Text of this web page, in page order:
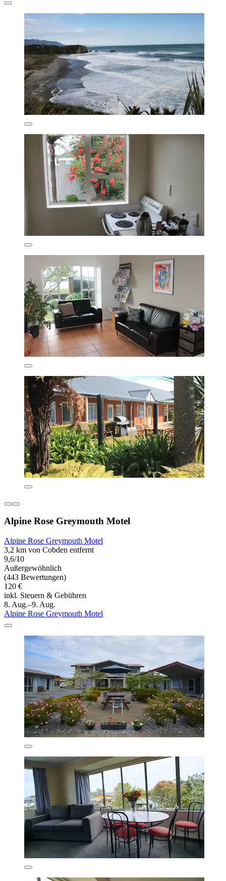
Alpine Rose Greymouth Motel
Alpine Rose Greymouth Motel
3,2 km von Cobden entfernt
9,6/10
Außergewöhnlich
(443 Bewertungen)
120 €
inkl. Steuern & Gebühren
8. Aug.–9. Aug.
Alpine Rose Greymouth Motel